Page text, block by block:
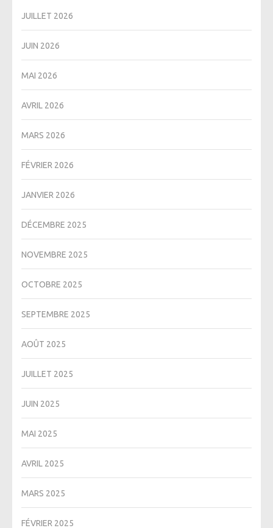
JUILLET 2026
JUIN 2026
MAI 2026
AVRIL 2026
MARS 2026
FÉVRIER 2026
JANVIER 2026
DÉCEMBRE 2025
NOVEMBRE 2025
OCTOBRE 2025
SEPTEMBRE 2025
AOÛT 2025
JUILLET 2025
JUIN 2025
MAI 2025
AVRIL 2025
MARS 2025
FÉVRIER 2025